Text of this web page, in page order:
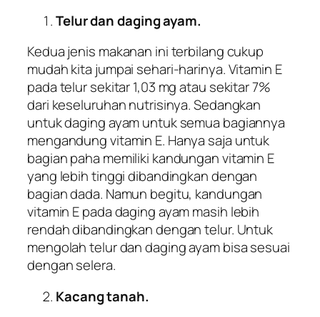
Telur dan daging ayam.
Kedua jenis makanan ini terbilang cukup
mudah kita jumpai sehari-harinya. Vitamin E
pada telur sekitar 1,03 mg atau sekitar 7%
dari keseluruhan nutrisinya. Sedangkan
untuk daging ayam untuk semua bagiannya
mengandung vitamin E. Hanya saja untuk
bagian paha memiliki kandungan vitamin E
yang lebih tinggi dibandingkan dengan
bagian dada. Namun begitu, kandungan
vitamin E pada daging ayam masih lebih
rendah dibandingkan dengan telur. Untuk
mengolah telur dan daging ayam bisa sesuai
dengan selera.
Kacang tanah.